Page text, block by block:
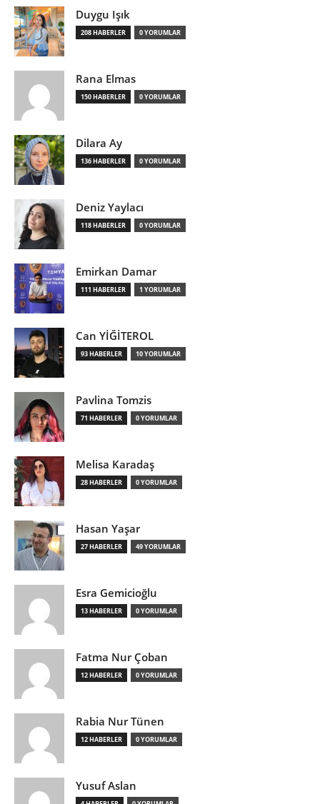
Duygu Işık
208 HABERLER 0 YORUMLAR
Rana Elmas
150 HABERLER 0 YORUMLAR
Dilara Ay
136 HABERLER 0 YORUMLAR
Deniz Yaylacı
118 HABERLER 0 YORUMLAR
Emirkan Damar
111 HABERLER 1 YORUMLAR
Can YİĞİTEROL
93 HABERLER 10 YORUMLAR
Pavlina Tomzis
71 HABERLER 0 YORUMLAR
Melisa Karadaş
28 HABERLER 0 YORUMLAR
Hasan Yaşar
27 HABERLER 49 YORUMLAR
Esra Gemicioğlu
13 HABERLER 0 YORUMLAR
Fatma Nur Çoban
12 HABERLER 0 YORUMLAR
Rabia Nur Tünen
12 HABERLER 0 YORUMLAR
Yusuf Aslan